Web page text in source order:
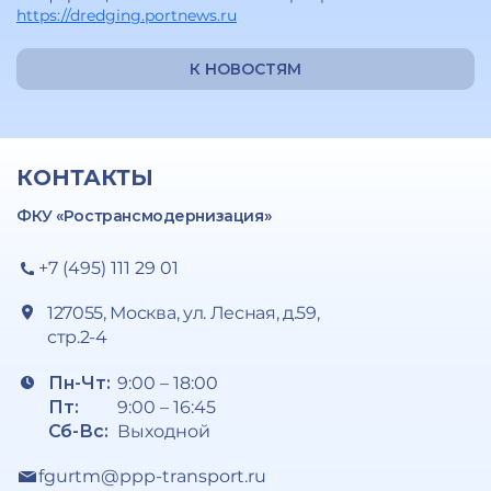
https://dredging.portnews.ru
К НОВОСТЯМ
КОНТАКТЫ
ФКУ «Ространсмодернизация»
+7 (495) 111 29 01
127055, Москва, ул. Лесная, д.59,
стр.2-4
Пн-Чт:
Пт:
Сб-Вс:
9:00 – 18:00
9:00 – 16:45
Выходной
fgurtm@ppp-transport.ru